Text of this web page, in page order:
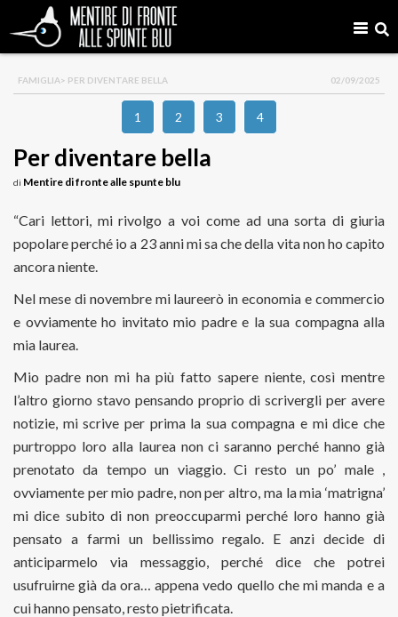
FAMIGLIA> PER DIVENTARE BELLA 02/09/2025
1 2 3 4
Per diventare bella
di Mentire di fronte alle spunte blu
“Cari lettori, mi rivolgo a voi come ad una sorta di giuria
popolare perché io a 23 anni mi sa che della vita non ho capito
ancora niente.
Nel mese di novembre mi laureerò in economia e commercio
e ovviamente ho invitato mio padre e la sua compagna alla
mia laurea.
Mio padre non mi ha più fatto sapere niente, così mentre
l’altro giorno stavo pensando proprio di scrivergli per avere
notizie, mi scrive per prima la sua compagna e mi dice che
purtroppo loro alla laurea non ci saranno perché hanno già
prenotato da tempo un viaggio. Ci resto un po’ male ,
ovviamente per mio padre, non per altro, ma la mia ‘matrigna’
mi dice subito di non preoccuparmi perché loro hanno già
pensato a farmi un bellissimo regalo. E anzi decide di
anticiparmelo via messaggio, perché dice che potrei
usufruirne già da ora… appena vedo quello che mi manda e a
cui hanno pensato, resto pietrificata.